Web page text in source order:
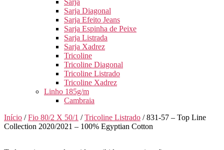
Sarja
Sarja Diagonal
Sarja Efeito Jeans
Sarja Espinha de Peixe
Sarja Listrada
Sarja Xadrez
Tricoline
Tricoline Diagonal
Tricoline Listrado
Tricoline Xadrez
Linho 185g/m
Cambraia
Início /Fio 80/2 X 50/1 /Tricoline Listrado / 831-57 – Top Line
Collection 2020/2021 – 100% Egyptian Cotton